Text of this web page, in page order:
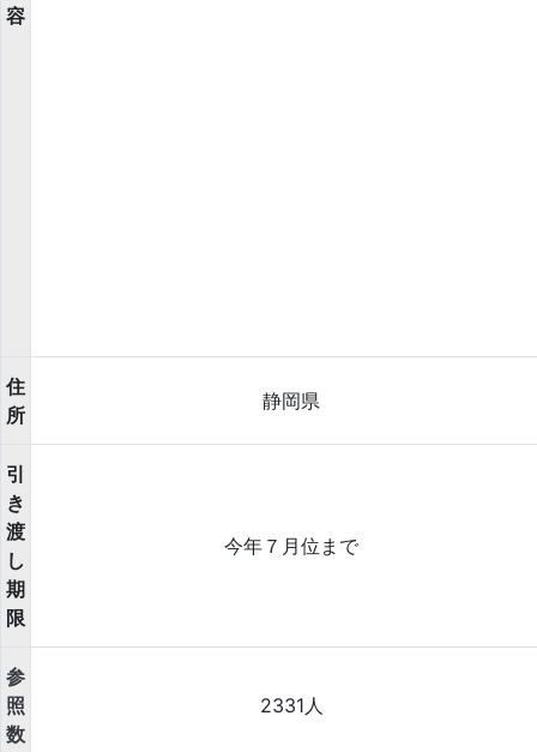
容
住
所
静岡県
引
き
渡
し
期
限
今年７月位まで
参
照
数
2331人